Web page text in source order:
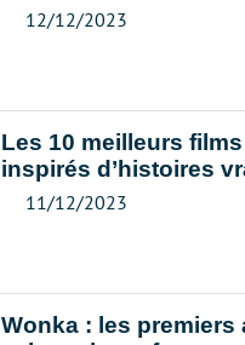
12/12/2023
Les 10 meilleurs films
inspirés d’histoires
11/12/2023
Wonka : les premiers